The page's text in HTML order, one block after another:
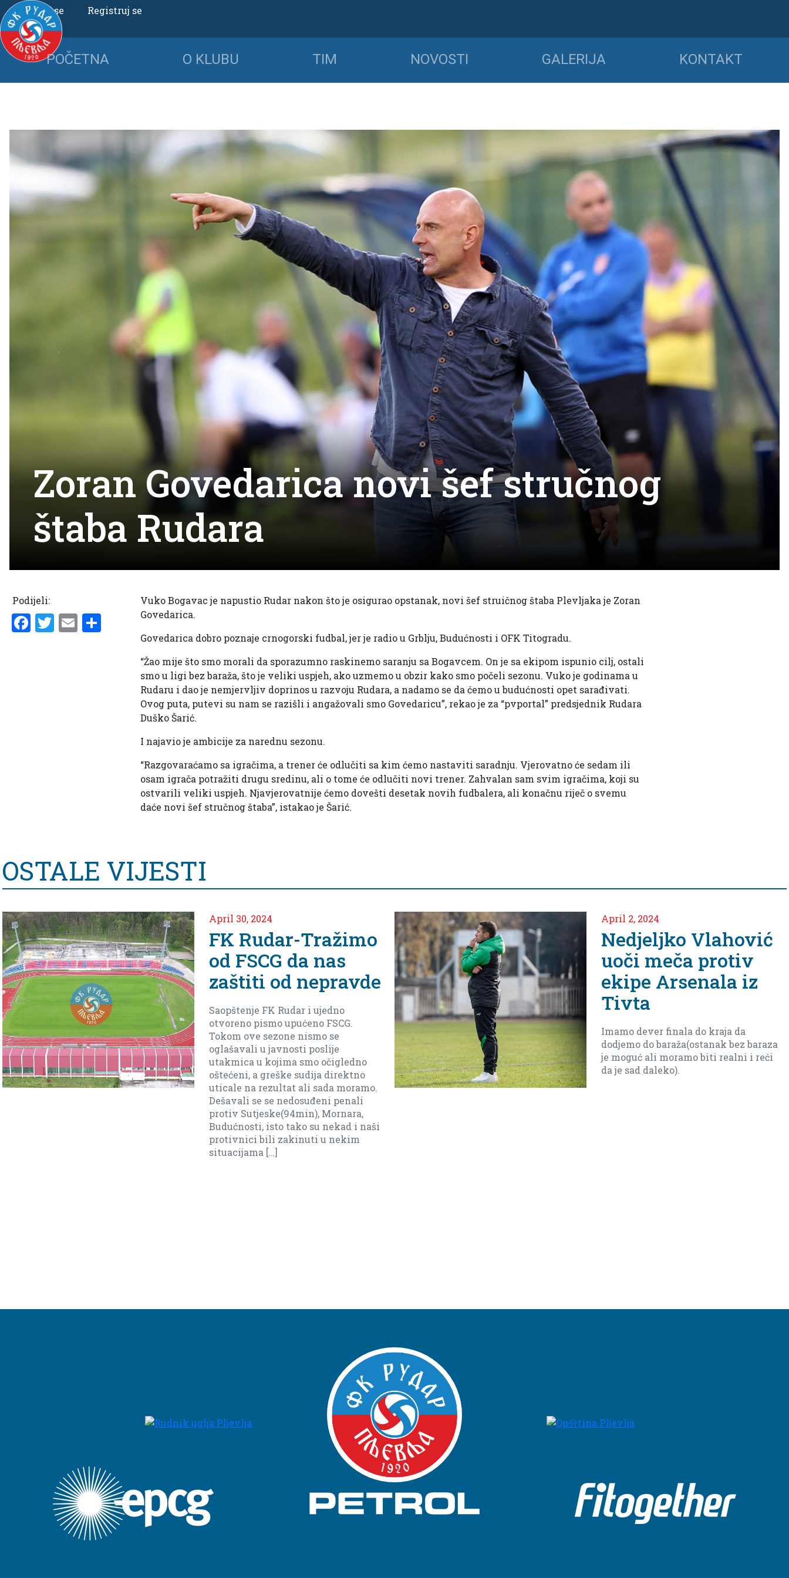
Uloguj se Registruj se
POČETNA O KLUBU TIM NOVOSTI GALERIJA KONTAKT
Zoran Govedarica novi šef stručnog
štaba Rudara
Podijeli:
Facebook
Twitter
EmailShare
Vuko Bogavac je napustio Rudar nakon što je osigurao opstanak, novi šef struičnog štaba Plevljaka je Zoran
Govedarica.
Govedarica dobro poznaje crnogorski fudbal, jer je radio u Grblju, Budućnosti i OFK Titogradu.
“Žao mije što smo morali da sporazumno raskinemo saranju sa Bogavcem. On je sa ekipom ispunio cilj, ostali
smo u ligi bez baraža, što je veliki uspjeh, ako uzmemo u obzir kako smo počeli sezonu. Vuko je godinama u
Rudaru i dao je nemjervljiv doprinos u razvoju Rudara, a nadamo se da ćemo u budućnosti opet sarađivati.
Ovog puta, putevi su nam se razišli i angažovali smo Govedaricu”, rekao je za “pvportal” predsjednik Rudara
Duško Šarić.
I najavio je ambicije za narednu sezonu.
“Razgovaraćamo sa igračima, a trener će odlučiti sa kim ćemo nastaviti saradnju. Vjerovatno će sedam ili
osam igrača potražiti drugu sredinu, ali o tome će odlučiti novi trener. Zahvalan sam svim igračima, koji su
ostvarili veliki uspjeh. Njavjerovatnije ćemo dovešti desetak novih fudbalera, ali konačnu riječ o svemu
daće novi šef stručnog štaba”, istakao je Šarić.
OSTALE VIJESTI
April 2, 2024
Nedjeljko Vlahović
uoči meča protiv
ekipe Arsenala iz
Tivta
Imamo dever finala do kraja da
dodjemo do baraža(ostanak bez baraza
je moguć ali moramo biti realni i reći
da je sad daleko).
Mart 28, 2024
Čuvar naše mreže
Milisav
Vuksanović uoči
meča protiv ekipe
Sutjeske
Teško je igrati u Nikšiću ali smo se
mi spremili i fizički i taktički i
pokušaćemo da iznenadimo